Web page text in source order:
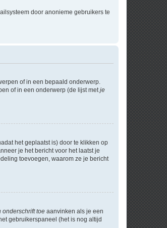
door anonieme gebruikers te
of in een bepaald onderwerp.
of in een onderwerp (de lijst met je
het geplaatst is) door te klikken op
je het bericht voor het laatst je
toevoegen, waarom ze je bericht
onderschrift toe aanvinken als je een
gebruikerspaneel (het is nog altijd